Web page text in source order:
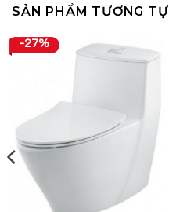
SẢN PHẨM TƯƠNG TỰ
-27%